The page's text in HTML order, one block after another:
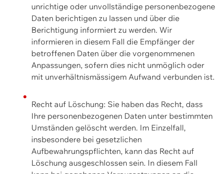
unrichtige oder unvollständige personenbezogene
Daten berichtigen zu lassen und über die
Berichtigung informiert zu werden. Wir
informieren in diesem Fall die Empfänger der
betroffenen Daten über die vorgenommenen
Anpassungen, sofern dies nicht unmöglich oder
mit unverhältnismässigem Aufwand verbunden ist.
Recht auf Löschung: Sie haben das Recht, dass
Ihre personenbezogenen Daten unter bestimmten
Umständen gelöscht werden. Im Einzelfall,
insbesondere bei gesetzlichen
Aufbewahrungspflichten, kann das Recht auf
Löschung ausgeschlossen sein. In diesem Fall